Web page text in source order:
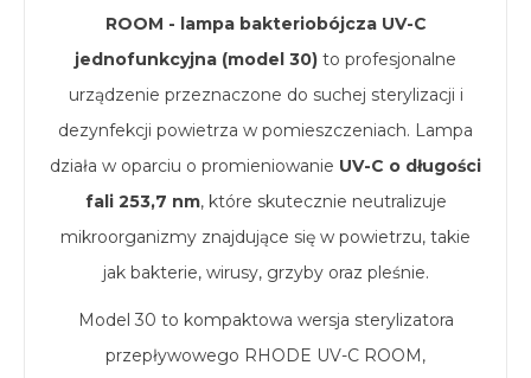
ROOM - lampa bakteriobójcza UV-C
jednofunkcyjna (model 30) to profesjonalne
urządzenie przeznaczone do suchej sterylizacji i
dezynfekcji powietrza w pomieszczeniach. Lampa
działa w oparciu o promieniowanie UV-C o długości
fali 253,7 nm, które skutecznie neutralizuje
mikroorganizmy znajdujące się w powietrzu, takie
jak bakterie, wirusy, grzyby oraz pleśnie.
Model 30 to kompaktowa wersja sterylizatora
przepływowego RHODE UV-C ROOM,